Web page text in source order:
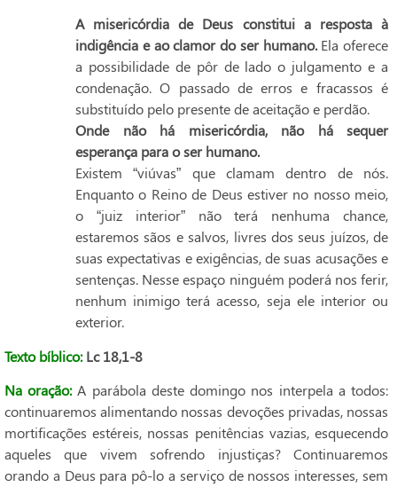
A misericórdia de Deus constitui a resposta à
indigência e ao clamor do ser humano.Ela oferece
a possibilidade de pôr de lado o julgamento e a
condenação. O passado de erros e fracassos é
substituído pelo presente de aceitação e perdão.
Onde não há misericórdia, não há sequer
esperança para o ser humano.
Existem “viúvas” que clamam dentro de nós.
Enquanto o Reino de Deus estiver no nosso meio,
o “juiz interior” não terá nenhuma chance,
estaremos sãos e salvos, livres dos seus juízos, de
suas expectativas e exigências, de suas acusações e
sentenças. Nesse espaço ninguém poderá nos ferir,
nenhum inimigo terá acesso, seja ele interior ou
exterior.
Texto bíblico:Lc 18,1-8
Na oração:A parábola deste domingo nos interpela a todos:
continuaremos alimentando nossas devoções privadas, nossas
mortificações estéreis, nossas penitências vazias, esquecendo
aqueles que vivem sofrendo injustiças? Continuaremos
orando a Deus para pô-lo a serviço de nossos interesses, sem